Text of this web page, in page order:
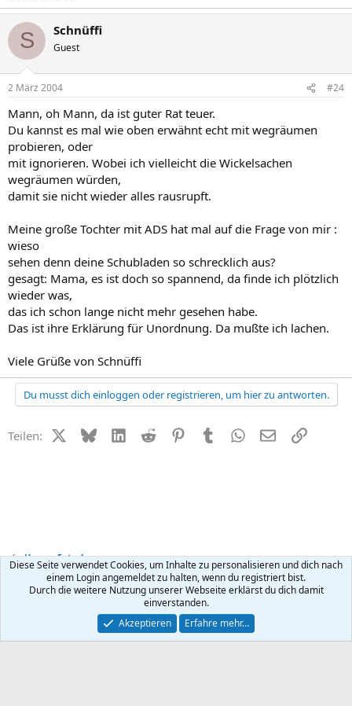
S Schnüffi
Guest
2 März 2004 #24
Mann, oh Mann, da ist guter Rat teuer.
Du kannst es mal wie oben erwähnt echt mit wegräumen
probieren, oder
mit ignorieren. Wobei ich vielleicht die Wickelsachen
wegräumen würden,
damit sie nicht wieder alles rausrupft.
Meine große Tochter mit ADS hat mal auf die Frage von mir :
wieso
sehen denn deine Schubladen so schrecklich aus?
gesagt: Mama, es ist doch so spannend, da finde ich plötzlich
wieder was,
das ich schon lange nicht mehr gesehen habe.
Das ist ihre Erklärung für Unordnung. Da mußte ich lachen.
Viele Grüße von Schnüffi
Du musst dich einloggen oder registrieren, um hier zu antworten.
Teilen: X (Twitter)
BlueskyLinkedIn
Reddit PinterestTumblr WhatsApp
E-MailLink
Unsere Fotos!
Kontakt Nutzungsbedingungen Datenschutz Hilfe
R
Community platform by XenForo ® © 2010-2026 XenForo Ltd.
Diese Seite verwendet Cookies, um Inhalte zu personalisieren und dich nach
einem Login angemeldet zu halten, wenn du registriert bist.
Durch die weitere Nutzung unserer Webseite erklärst du dich damit
einverstanden.
Akzeptieren
Erfahre mehr…